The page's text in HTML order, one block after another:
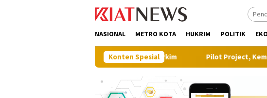
NASIONAL METRO KOTA HUKRIM POLITIK
Konten Spesial
Langkah Proaktif Dinas Perkim Pilot Project, Kementerian